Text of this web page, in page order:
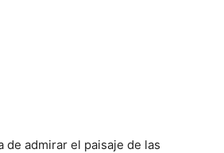
de admirar el paisaje de las